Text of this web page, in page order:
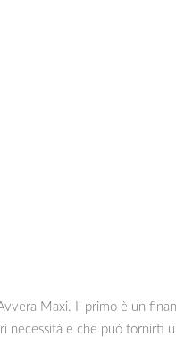
Maxi. Il primo è un
e che può fornirti